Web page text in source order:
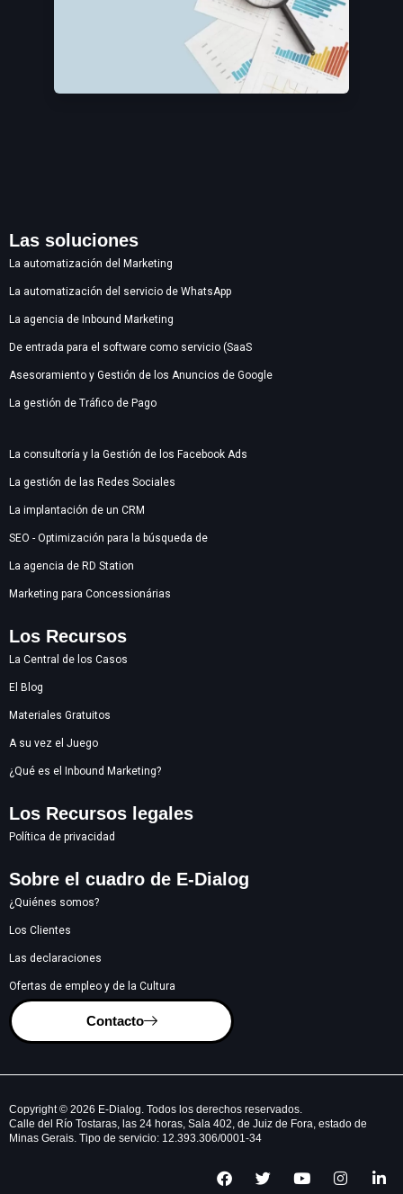
Las soluciones
La automatización del Marketing
La automatización del servicio de WhatsApp
La agencia de Inbound Marketing
De entrada para el software como servicio (SaaS
Asesoramiento y Gestión de los Anuncios de Google
La gestión de Tráfico de Pago
La consultoría y la Gestión de los Facebook Ads
La gestión de las Redes Sociales
La implantación de un CRM
SEO - Optimización para la búsqueda de
La agencia de RD Station
Marketing para Concessionárias
Los Recursos
La Central de los Casos
El Blog
Materiales Gratuitos
A su vez el Juego
¿Qué es el Inbound Marketing?
Los Recursos legales
Política de privacidad
Sobre el cuadro de E-Dialog
¿Quiénes somos?
Los Clientes
Las declaraciones
Ofertas de empleo y de la Cultura
Contacto
Copyright © 2026 E-Dialog. Todos los derechos reservados.
Calle del Río Tostaras, las 24 horas, Sala 402, de Juiz de Fora, estado de
Minas Gerais. Tipo de servicio: 12.393.306/0001-34